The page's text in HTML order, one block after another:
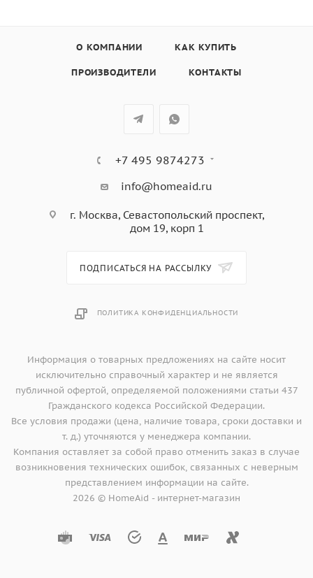
О КОМПАНИИ КАК КУПИТЬ
ПРОИЗВОДИТЕЛИ КОНТАКТЫ
+7 495 9874273
info@homeaid.ru
г. Москва, Севастопольский проспект,
дом 19, корп 1
ПОДПИСАТЬСЯ НА РАССЫЛКУ
ПОЛИТИКА КОНФИДЕНЦИАЛЬНОСТИ
Информация о товарных предложениях на сайте носит
исключительно справочный характер и не является
публичной офертой, определяемой положениями статьи 437
Гражданского кодекса Российской Федерации.
Все условия продажи (цена, наличие товара, сроки доставки и
т. д.) уточняются у менеджера компании.
Компания оставляет за собой право отменить заказ в случае
возникновения технических ошибок, связанных с неверным
представлением информации на сайте.
2026 © HomeAid - интернет-магазин